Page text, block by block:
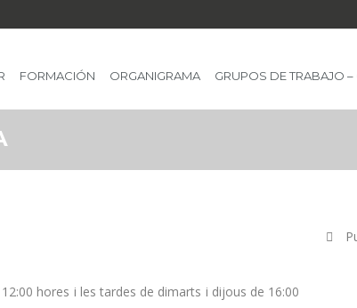
FORMACIÓN ORGANIGRAMA GRUPOS DE TRABAJO
hores i les tardes de dimarts i dijous de 16:00